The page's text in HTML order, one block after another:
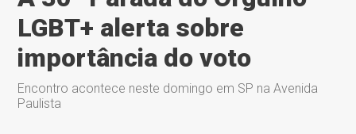
LGBT+ alerta sobre
importância do voto
Encontro acontece neste domingo em SP na Avenida
Paulista